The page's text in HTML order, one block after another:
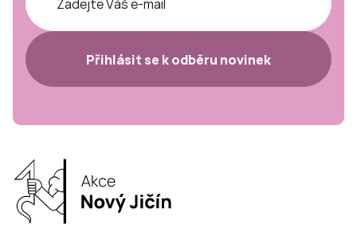
Přihlásit se k odběru novinek